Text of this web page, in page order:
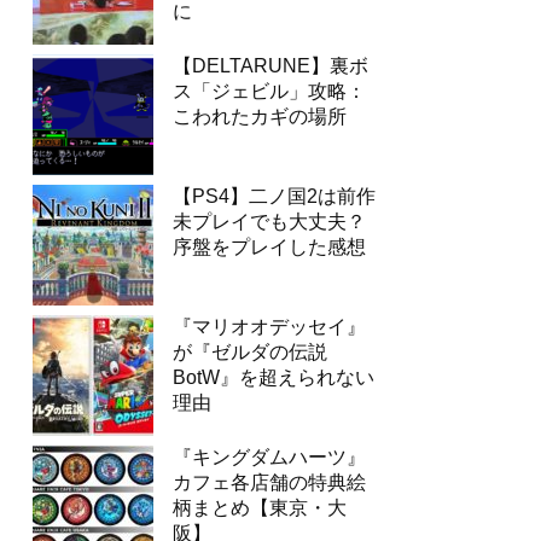
に
【DELTARUNE】裏ボ
ス「ジェビル」攻略：
こわれたカギの場所
【PS4】二ノ国2は前作
未プレイでも大丈夫？
序盤をプレイした感想
『マリオオデッセイ』
が『ゼルダの伝説
BotW』を超えられない
理由
『キングダムハーツ』
カフェ各店舗の特典絵
柄まとめ【東京・大
阪】